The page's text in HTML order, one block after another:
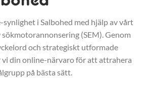
i Salbohed med hjälp av vårt
(SEM). Genom
och strategiskt utformade
din online-närvaro för att attrahera
på bästa sätt.